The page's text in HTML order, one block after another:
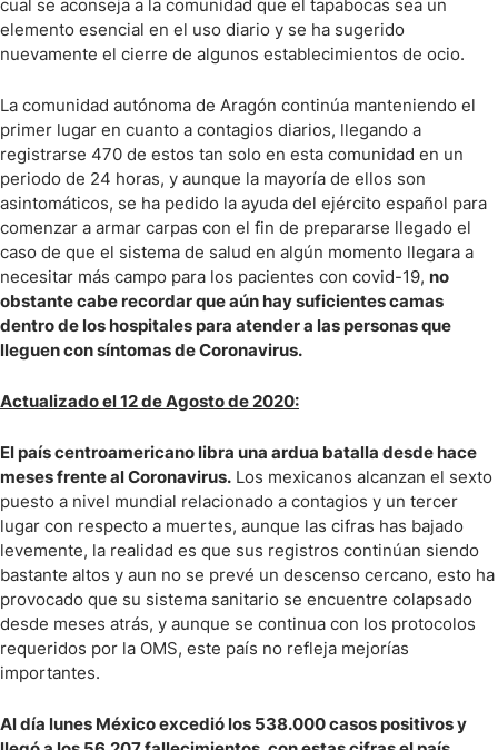
cual se aconseja a la comunidad que el tapabocas sea un
elemento esencial en el uso diario y se ha sugerido
nuevamente el cierre de algunos establecimientos de ocio.
La comunidad autónoma de Aragón continúa manteniendo el
primer lugar en cuanto a contagios diarios, llegando a
registrarse 470 de estos tan solo en esta comunidad en un
periodo de 24 horas, y aunque la mayoría de ellos son
asintomáticos, se ha pedido la ayuda del ejército español para
comenzar a armar carpas con el fin de prepararse llegado el
caso de que el sistema de salud en algún momento llegara a
necesitar más campo para los pacientes con covid-19, no
obstante cabe recordar que aún hay suficientes camas
dentro de los hospitales para atender a las personas que
lleguen con síntomas de Coronavirus.
Actualizado el 12 de Agosto de 2020:
El país centroamericano libra una ardua batalla desde hace
meses frente al Coronavirus. Los mexicanos alcanzan el sexto
puesto a nivel mundial relacionado a contagios y un tercer
lugar con respecto a muertes, aunque las cifras has bajado
levemente, la realidad es que sus registros continúan siendo
bastante altos y aun no se prevé un descenso cercano, esto ha
provocado que su sistema sanitario se encuentre colapsado
desde meses atrás, y aunque se continua con los protocolos
requeridos por la OMS, este país no refleja mejorías
importantes.
Al día lunes México excedió los 538.000 casos positivos y